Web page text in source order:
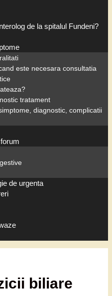
de la spitalul Fundeni?
este necesara consultatia
tratament
diagnostic, complicatii
de urgenta
biliare